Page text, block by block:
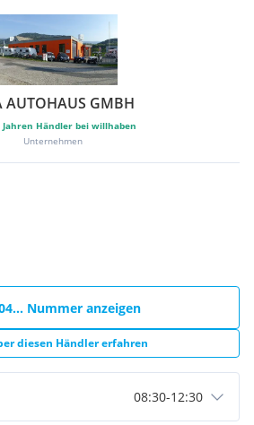
AUTOHAUS GMBH
Jahren Händler bei willhaben
Unternehmen
Nummer anzeigen
diesen Händler erfahren
08:30-12:30